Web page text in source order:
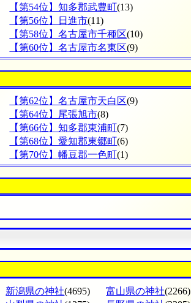
【第54位】知多郡武豊町(13)
【第56位】日進市(11)
【第58位】名古屋市千種区(10)
【第60位】名古屋市名東区(9)
【第62位】名古屋市天白区(9)
【第64位】尾張旭市(8)
【第66位】知多郡東浦町(7)
【第68位】愛知郡東郷町(6)
【第70位】幡豆郡一色町(1)
新潟県の神社(4695) 富山県の神社(2266)